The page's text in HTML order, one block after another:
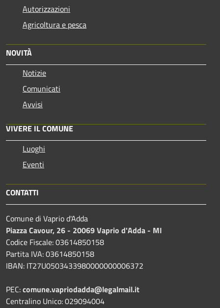
Autorizzazioni
Agricoltura e pesca
NOVITÀ
Notizie
Comunicati
Avvisi
VIVERE IL COMUNE
Luoghi
Eventi
CONTATTI
Comune di Vaprio d'Adda
Piazza Cavour, 26 - 20069 Vaprio d'Adda - MI
Codice Fiscale: 03614850158
Partita IVA: 03614850158
IBAN: IT27U0503433980000000006372
PEC:comune.vapriodadda@legalmail.it
Centralino Unico: 029094004